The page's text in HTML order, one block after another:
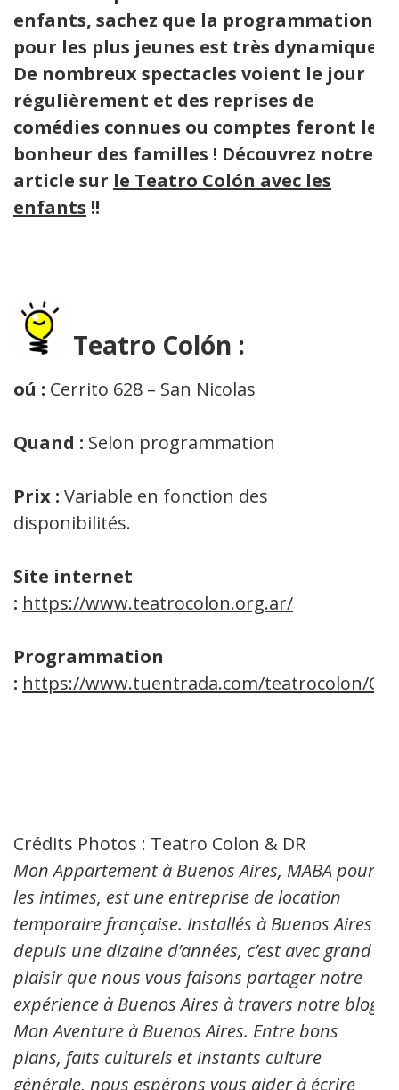
enfants, sachez que la programmation
pour les plus jeunes est très dynamique.
De nombreux spectacles voient le jour
régulièrement et des reprises de
comédies connues ou comptes feront le
bonheur des familles ! Découvrez notre
article sur le Teatro Colón avec les
enfants !!
Teatro Colón :
oú : Cerrito 628 – San Nicolas
Quand : Selon programmation
Prix : Variable en fonction des
disponibilités.
Site internet
: https://www.teatrocolon.org.ar/
Programmation
: https://www.tuentrada.com/teatrocolon/
Crédits Photos : Teatro Colon & DR
Mon Appartement à Buenos Aires, MABA pour
les intimes, est une entreprise de location
temporaire française. Installés à Buenos Aires
depuis une dizaine d’années, c’est avec grand
plaisir que nous vous faisons partager notre
expérience à Buenos Aires à travers notre blog:
Mon Aventure à Buenos Aires. Entre bons
plans, faits culturels et instants culture
générale, nous espérons vous aider à écrire